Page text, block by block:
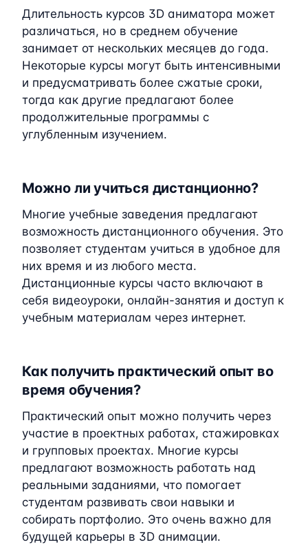
Длительность курсов 3D аниматора может
различаться, но в среднем обучение
занимает от нескольких месяцев до года.
Некоторые курсы могут быть интенсивными
и предусматривать более сжатые сроки,
тогда как другие предлагают более
продолжительные программы с
углубленным изучением.
Можно ли учиться дистанционно?
Многие учебные заведения предлагают
возможность дистанционного обучения. Это
позволяет студентам учиться в удобное для
них время и из любого места.
Дистанционные курсы часто включают в
себя видеоуроки, онлайн-занятия и доступ к
учебным материалам через интернет.
Как получить практический опыт во
время обучения?
Практический опыт можно получить через
участие в проектных работах, стажировках
и групповых проектах. Многие курсы
предлагают возможность работать над
реальными заданиями, что помогает
студентам развивать свои навыки и
собирать портфолио. Это очень важно для
будущей карьеры в 3D анимации.